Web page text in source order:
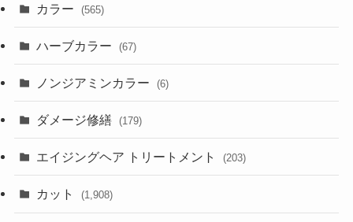
カラー (565)
ハーブカラー (67)
ノンジアミンカラー (6)
ダメージ修繕 (179)
エイジングヘア トリートメント (203)
カット (1,908)